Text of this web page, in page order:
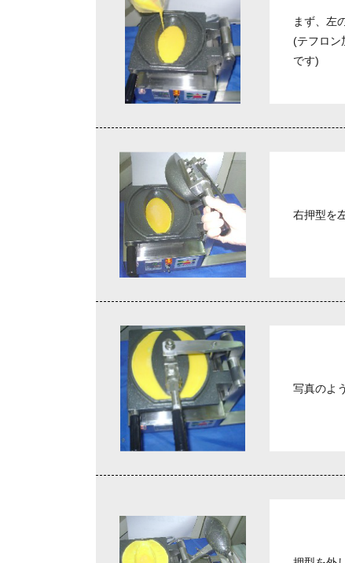
まず、左
(テフロン
です)
右押型を
写真のよ